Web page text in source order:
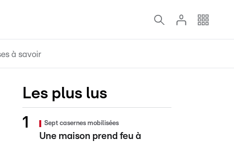
à savoir
Les plus lus
Sept casernes mobilisées
Une maison prend feu à